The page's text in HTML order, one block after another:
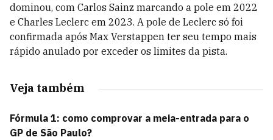
dominou, com Carlos Sainz marcando a pole em 2022
e Charles Leclerc em 2023. A pole de Leclerc só foi
confirmada após Max Verstappen ter seu tempo mais
rápido anulado por exceder os limites da pista.
Veja também
Fórmula 1: como comprovar a meia-entrada para o
GP de São Paulo?